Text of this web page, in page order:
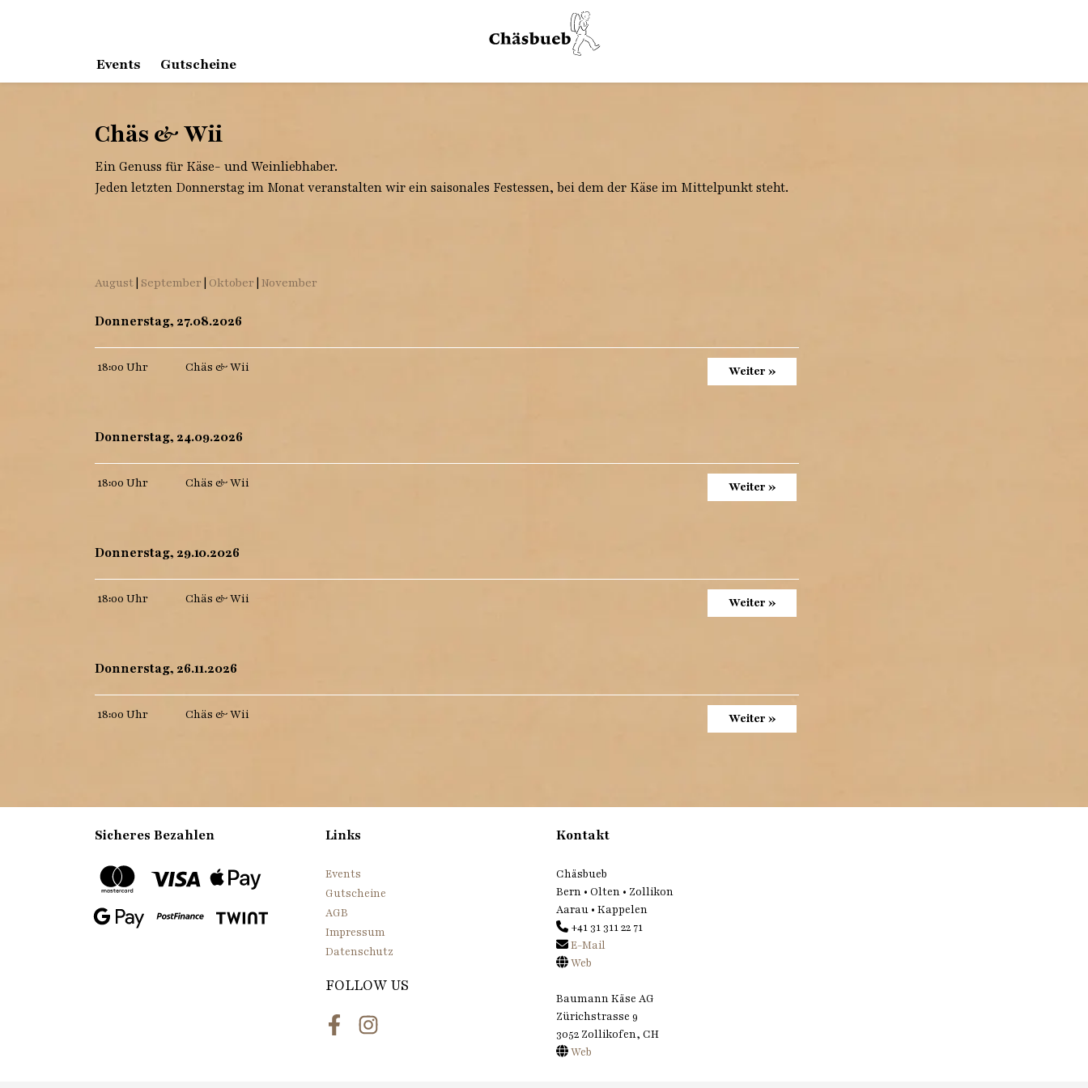
Events Gutscheine
Chäs & Wii
Ein Genuss für Käse- und Weinliebhaber.
Jeden letzten Donnerstag im Monat veranstalten wir ein saisonales Festessen, bei dem der Käse im Mittelpunkt steht.
August | September | Oktober | November
Donnerstag, 27.08.2026
18:00 Uhr Chäs & Wii Weiter »
Donnerstag, 24.09.2026
18:00 Uhr Chäs & Wii Weiter »
Donnerstag, 29.10.2026
18:00 Uhr Chäs & Wii Weiter »
Donnerstag, 26.11.2026
18:00 Uhr Chäs & Wii Weiter »
Sicheres Bezahlen Links
Events
Gutscheine
AGB
Impressum
Datenschutz
FOLLOW US
FacebookInstagram
Kontakt
Chäsbueb
Bern • Olten • Zollikon
Aarau • Kappelen
+41 31 311 22 71
E-Mail
Web
Baumann Käse AG
Zürichstrasse 9
3052 Zollikofen, CH
Web